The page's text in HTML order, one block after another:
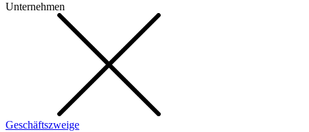
Unternehmen
Geschäftszweige